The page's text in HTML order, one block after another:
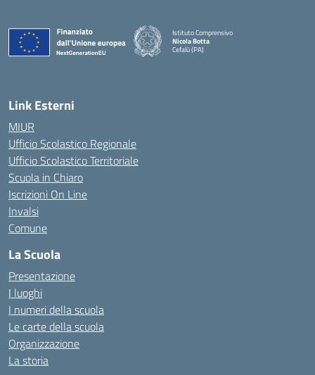
Istituto Comprensivo
Nicola Botta
Cefalù (PA)
Link Esterni
MIUR
Ufficio Scolastico Regionale
Ufficio Scolastico Territoriale
Scuola in Chiaro
Iscrizioni On Line
Invalsi
Comune
La Scuola
Presentazione
I luoghi
I numeri della scuola
Le carte della scuola
Organizzazione
La storia